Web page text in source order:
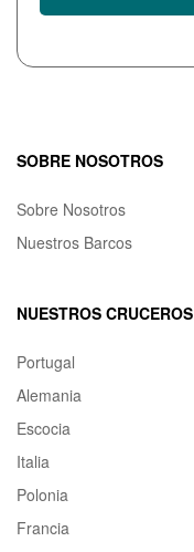
SOBRE NOSOTROS
Sobre Nosotros
Nuestros Barcos
NUESTROS CRUCEROS
Portugal
Alemania
Escocia
Italia
Polonia
Francia